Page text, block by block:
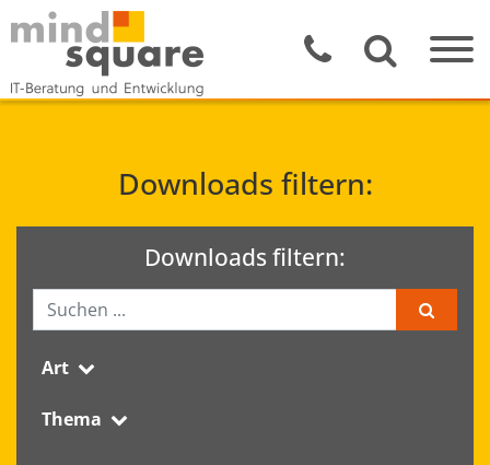
Downloads filtern:
Downloads filtern:
Art
Thema